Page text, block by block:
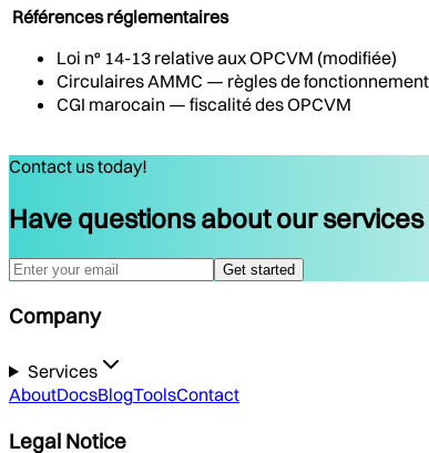
Références réglementaires
Loi n° 14-13 relative aux OPCVM (modifiée)
Circulaires AMMC — règles de
CGI marocain — fiscalité des OPCVM
Contact us today!
Have questions about our
Get started
Company
Services
AboutDocsBlogToolsContact
Legal Notice